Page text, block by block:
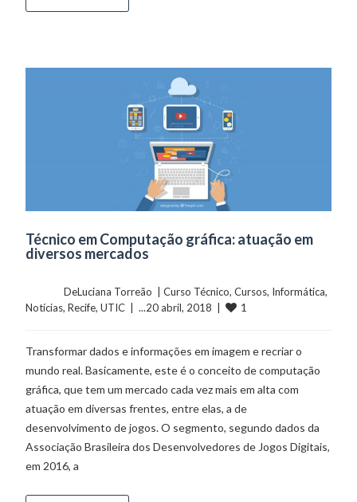
Técnico em Computação gráfica: atuação em
diversos mercados
	    	DeLuciana Torreão  |
Curso Técnico, Cursos, Informática
Notícias, Recife, UTIC
  |  ...20 abril, 2018  |
1
Transformar dados e informações em imagem e recriar o
mundo real. Basicamente, este é o conceito de computação
gráfica, que tem um mercado cada vez mais em alta com
atuação em diversas frentes, entre elas, a de
desenvolvimento de jogos. O segmento, segundo dados da
Associação Brasileira dos Desenvolvedores de Jogos Digitais,
em 2016, a